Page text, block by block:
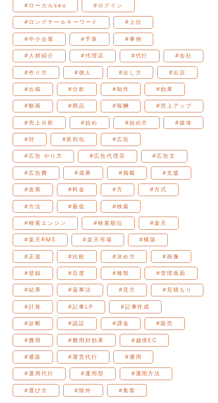
#ローカルseo #ログイン
#ロングテールキーワード #上位
#中小企業 #予算 #事例
#人材紹介 #代理店 #代行 #会社
#作り方 #個人 #出し方 #出店
#出稿 #分析 #制作 #効果
#動画 #商品 #報酬 #売上アップ
#売上分析 #始め #始め方 #媒体
#対 #差別化 #広告
#広告 やり方 #広告代理店 #広告文
#広告費 #成果 #掲載 #支援
#改善 #料金 #方 #方式
#方法 #最低 #検索
#検索エンジン #検索順位 #楽天
#楽天RMS #楽天市場 #構築
#正規 #比較 #決め方 #画像
#登録 #百度 #種類 #管理画面
#結果 #薬事法 #見方 #見積もり
#計算 #記事LP #記事作成
#診断 #認証 #課金 #販売
#費用 #費用対効果 #越境EC
#通販 #運営代行 #運用
#運用代行 #運用型 #運用方法
#選び方 #除外 #集客